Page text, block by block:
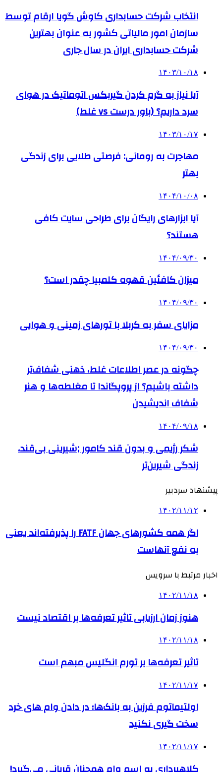
انتخاب شرکت حسابداری کاوش گویا ارقام توسط
سازمان امور مالیاتی کشور به عنوان بهترین
شرکت حسابداری ایران در سال جاری
۱۴۰۳/۱۰/۱۸
آیا نیاز به گرم کردن گیربکس اتوماتیک در هوای
سرد داریم؟ (باور درست vs غلط)
۱۴۰۳/۱۰/۱۷
مهاجرت به رومانی: فرصتی طلایی برای زندگی
بهتر
۱۴۰۴/۱۰/۰۸
آیا ابزارهای رایگان برای طراحی سایت کافی
هستند؟
۱۴۰۴/۰۹/۳۰
میزان کافئین قهوه کلمبیا چقدر است؟
۱۴۰۴/۰۹/۳۰
مزایای سفر به کربلا با تورهای زمینی و هوایی
۱۴۰۴/۰۹/۳۰
چگونه در عصر اطلاعات غلط، ذهنی شفاف‌تر
داشته باشیم؟ از پروپگاندا تا مغلطه‌ها و هنر
شفاف اندیشیدن
۱۴۰۴/۰۹/۱۸
شکر رژیمی و بدون قند کامور ;شیرینی بی‌قند،
زندگی شیرین‌تر
پیشنهاد سردبیر
۱۴۰۲/۱۱/۱۲
اگر همه کشورهای جهان FATF را پذیرفته‌اند یعنی
به نفع آنهاست
اخبار مرتبط با سرویس
۱۴۰۲/۱۱/۱۸
هنوز زمان ارزیابی تاثیر تعرفه‌ها بر اقتصاد نیست
۱۴۰۲/۱۱/۱۸
تاثیر تعرفه‎‌ها بر تورم انگلیس مبهم است
۱۴۰۲/۱۱/۱۷
اولتیماتوم فرزین به بانک‌ها؛ در دادن وام های خرد
سخت گیری نکنید
۱۴۰۲/۱۱/۱۷